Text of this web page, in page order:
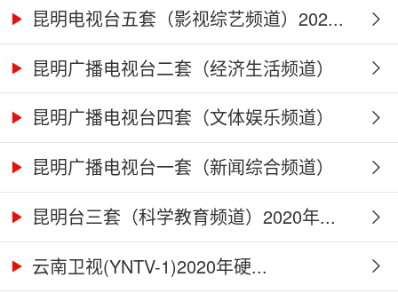
昆明电视台五套（影视综艺频道）202...
昆明广播电视台二套（经济生活频道）
2... 昆明广播电视台四套（文体娱乐频道）
2... 昆明广播电视台一套（新闻综合频道）
2... 昆明台三套（科学教育频道）2020年...
云南卫视(YNTV-1)2020年硬...